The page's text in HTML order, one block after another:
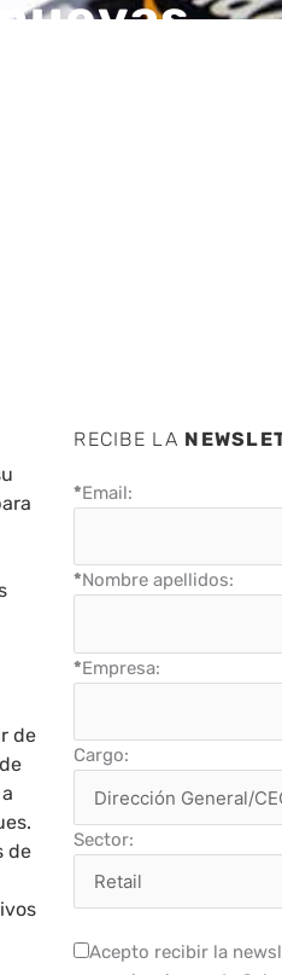
de
de
RECIBE LA
*Email:
*Nombre apellidos:
*Empresa:
Cargo:
Sector:
Acepto recibir la